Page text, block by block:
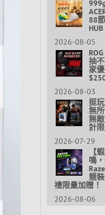
88
HUB
2026-08-05
抽
家
2026-08-03
挺
無
無
計
2026-07-29
【
鳴
競
禮限量加贈！
2026-08-06